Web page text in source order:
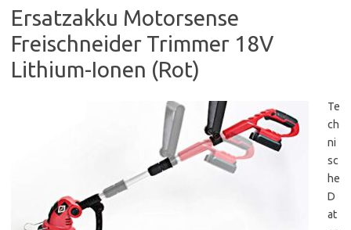
Ersatzakku Motorsense
Freischneider Trimmer 18V
Lithium-Ionen (Rot)
Te
ch
ni
sc
he
D
at